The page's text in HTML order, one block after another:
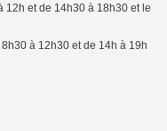
12h et de 14h30 à 18h30 et le
à 12h30 et de 14h à 19h